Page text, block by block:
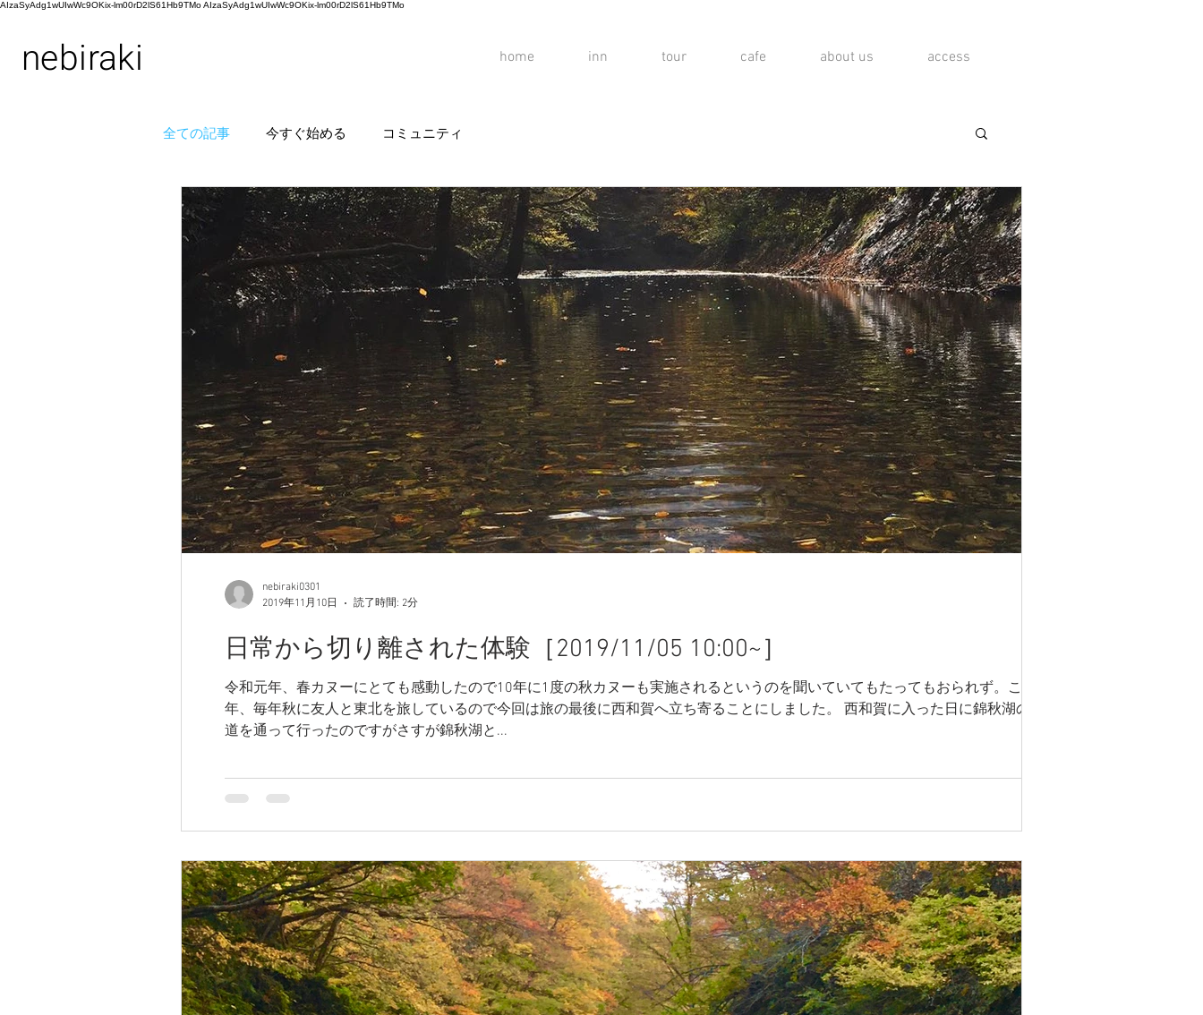
AIzaSyAdg1wUIwWc9OKix-lm00rD2lS61Hb9TMo AIzaSyAdg1wUIwWc9OKix-lm00rD2lS61Hb9TMo
nebiraki home inn tour cafe about us access
全ての記事 今すぐ始める コミュニティ
日常から切り離された体験［2019/11/05 10:00~］
令和元年、春カヌーにとても感動したので10年に1度の秋カヌーも実施されるというのを聞いていてもたってもおられず。ここ数
年、毎年秋に友人と東北を旅しているので今回は旅の最後に西和賀へ立ち寄ることにしました。 西和賀に入った日に錦秋湖の側の
道を通って行ったのですがさすが錦秋湖と...
nebiraki0301
2019年11月10日
読了時間: 2分